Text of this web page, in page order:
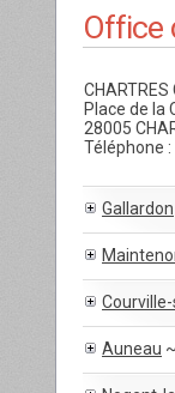
Office
CHARTRES
Place de la
28005
Téléphone
Gallardon
Auneau